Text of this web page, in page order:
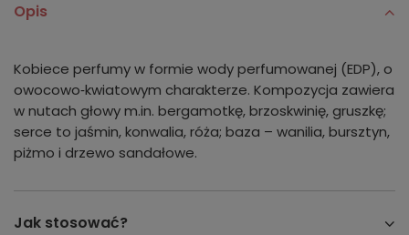
Opis
Kobiece perfumy w formie wody perfumowanej (EDP), o
owocowo‑kwiatowym charakterze. Kompozycja zawiera
w nutach głowy m.in. bergamotkę, brzoskwinię, gruszkę;
serce to jaśmin, konwalia, róża; baza – wanilia, bursztyn,
piżmo i drzewo sandałowe.
Jak stosować?